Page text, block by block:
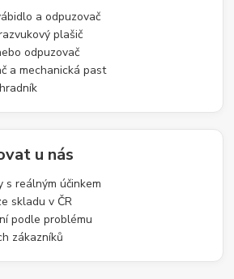
a odpuzovač
plašič
odpuzovač
a mechanická past
u nás
reálným účinkem
skladu v ČR
podle problému
zákazníků